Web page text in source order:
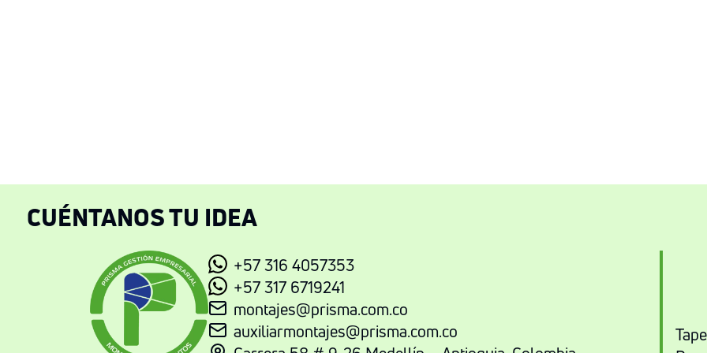
CUÉNTANOS TU IDEA
+57 316 4057353
+57 317 6719241
montajes@prisma.com.co
auxiliarmontajes@prisma.com.co